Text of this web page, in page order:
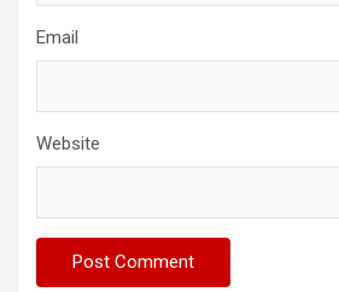
Email
Website